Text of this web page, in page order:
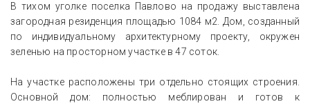
В тихом уголке поселка Павлово на продажу выставлена
загородная резиденция площадью 1084 м2. Дом, созданный
по индивидуальному архитектурному проекту, окружен
зеленью на просторном участке в 47 соток.
На участке расположены три отдельно стоящих строения.
Основной дом: полностью меблирован и готов к